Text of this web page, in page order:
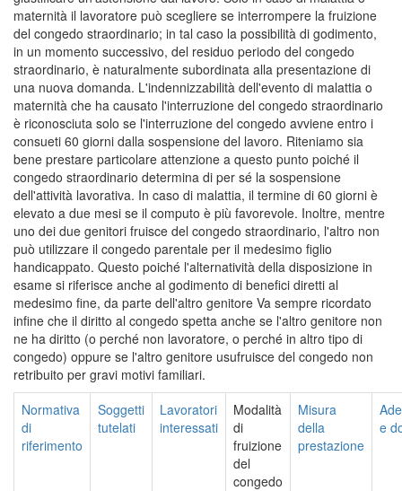
maternità il lavoratore può scegliere se interrompere la fruizione
del congedo straordinario; in tal caso la possibilità di godimento,
in un momento successivo, del residuo periodo del congedo
straordinario, è naturalmente subordinata alla presentazione di
una nuova domanda. L'indennizzabilità dell'evento di malattia o
maternità che ha causato l'interruzione del congedo straordinario
è riconosciuta solo se l'interruzione del congedo avviene entro i
consueti 60 giorni dalla sospensione del lavoro. Riteniamo sia
bene prestare particolare attenzione a questo punto poiché il
congedo straordinario determina di per sé la sospensione
dell'attività lavorativa. In caso di malattia, il termine di 60 giorni è
elevato a due mesi se il computo è più favorevole. Inoltre, mentre
uno dei due genitori fruisce del congedo straordinario, l'altro non
può utilizzare il congedo parentale per il medesimo figlio
handicappato. Questo poiché l'alternatività della disposizione in
esame si riferisce anche al godimento di benefici diretti al
medesimo fine, da parte dell'altro genitore Va sempre ricordato
infine che il diritto al congedo spetta anche se l'altro genitore non
ne ha diritto (o perché non lavoratore, o perché in altro tipo di
congedo) oppure se l'altro genitore usufruisce del congedo non
retribuito per gravi motivi familiari.
Normativa
di
riferimento
Soggetti
tutelati
Lavoratori
interessati
Modalità
di
fruizione
del
congedo
Misura
della
prestazione
e